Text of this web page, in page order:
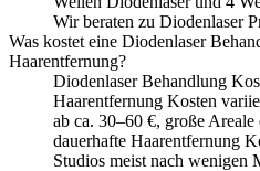
Wir beraten zu Diodenlaser
Was kostet eine Diodenlaser
Haarentfernung?
Diodenlaser Behandlung
Haarentfernung Kosten
ab ca. 30–60 €, große Areale
dauerhafte Haarentfernung
Studios meist nach wenigen